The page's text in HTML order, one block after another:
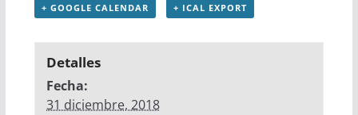
+ GOOGLE CALENDAR + ICAL EXPORT
Detalles
Fecha:
31 diciembre, 2018